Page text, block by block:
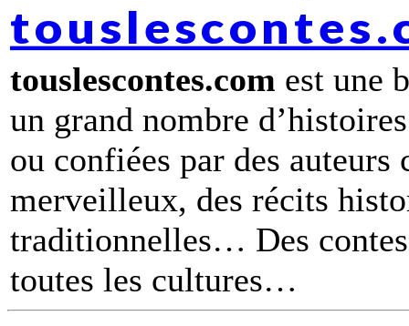
touslescontes.com est une
un grand nombre
ou confiées par des
merveilleux, des récits
traditionnelles… Des
toutes les cultures